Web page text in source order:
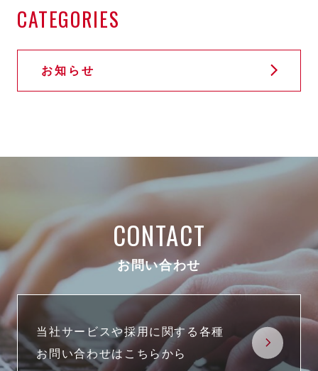
CATEGORIES
お知らせ
CONTACT
お問い合わせ
当社サービスや採用に関する各種
お問い合わせはこちらから